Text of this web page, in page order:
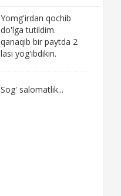
Yomg'irdan qochib
do'lga tutildim.
qanaqib bir paytda 2
lasi yog'ibdikin.
Sog' salomatlik...